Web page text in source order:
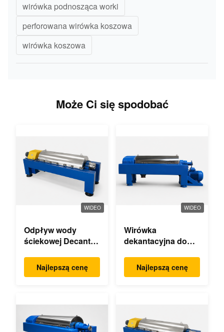
wirówka podnosząca worki
perforowana wirówka koszowa
wirówka koszowa
Może Ci się spodobać
WIDEO
Odpływ wody
ściekowej Decanter
Najlepszą cenę
WIDEO
Wirówka
dekantacyjna do
palmowego
Najlepszą cenę